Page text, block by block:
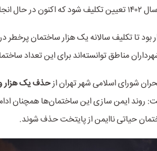
است.
بود تا تکلیف سالانه یک هزار ساختمان
مناطق توانسته‌اند برای این تعداد
شورای اسلامی شهر تهران از
روند ایمن سازی این ساختمان‌ها همچنان